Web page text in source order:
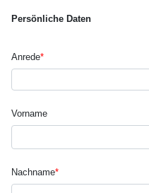
Persönliche Daten
Anrede*
Vorname
Nachname*